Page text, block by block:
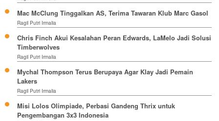
Mac McClung Tinggalkan AS, Terima Tawaran Klub Marc Gasol
Ragil Putri Irmalia
Chris Finch Akui Kesalahan Peran Edwards, LaMelo Jadi Solusi
Timberwolves
Ragil Putri Irmalia
Mychal Thompson Terus Berupaya Agar Klay Jadi Pemain
Lakers
Ragil Putri Irmalia
Misi Lolos Olimpiade, Perbasi Gandeng Thrix untuk
Pengembangan 3x3 Indonesia